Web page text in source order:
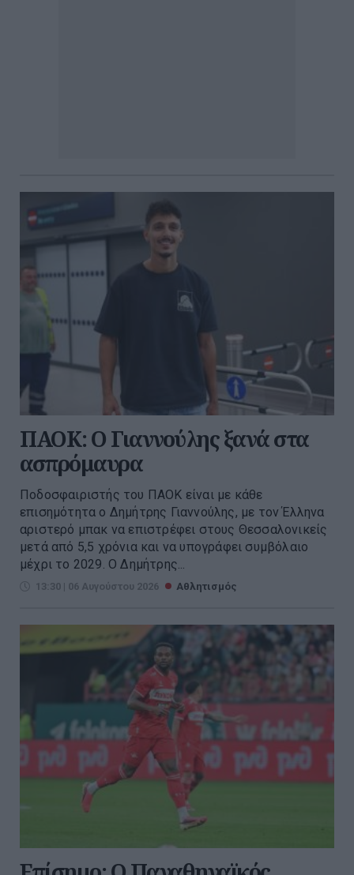
ΠΑΟΚ: Ο Γιαννούλης ξανά στα
ασπρόμαυρα
Ποδοσφαιριστής του ΠΑΟΚ είναι με κάθε
επισημότητα ο Δημήτρης Γιαννούλης, με τον Έλληνα
αριστερό μπακ να επιστρέφει στους Θεσσαλονικείς
μετά από 5,5 χρόνια και να υπογράφει συμβόλαιο
μέχρι το 2029. Ο Δημήτρης...
13:30 | 06 Αυγούστου 2026 Αθλητισμός